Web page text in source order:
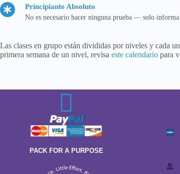
Principiante Absoluto
No es necesario hacer ninguna prueba — solo
Las clases en grupo están divididas por niveles y cada
primera semana de un nivel, revisa este calendario para
PACK FOR A PURPOSE